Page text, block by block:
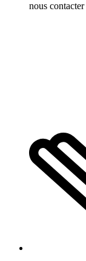
nous contacter